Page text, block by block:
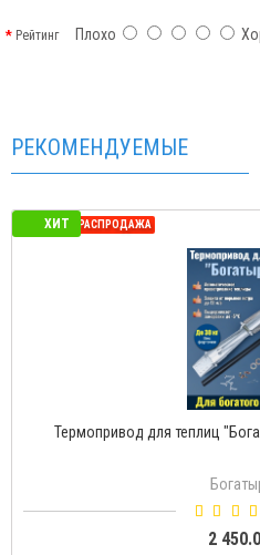
РейтингПлохо
РЕКОМЕНДУЕМЫЕ
ХИТ
СЕЗОННАЯ РАСПРОДАЖА
Термопривод для теплиц
2